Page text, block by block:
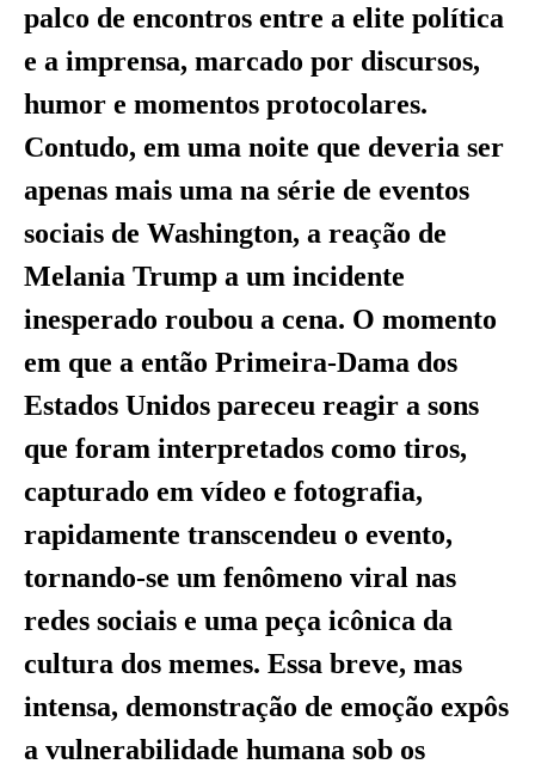
palco de encontros entre a elite política
e a imprensa, marcado por discursos,
humor e momentos protocolares.
Contudo, em uma noite que deveria ser
apenas mais uma na série de eventos
sociais de Washington, a reação de
Melania Trump a um incidente
inesperado roubou a cena. O momento
em que a então Primeira-Dama dos
Estados Unidos pareceu reagir a sons
que foram interpretados como tiros,
capturado em vídeo e fotografia,
rapidamente transcendeu o evento,
tornando-se um fenômeno viral nas
redes sociais e uma peça icônica da
cultura dos memes. Essa breve, mas
intensa, demonstração de emoção expôs
a vulnerabilidade humana sob os